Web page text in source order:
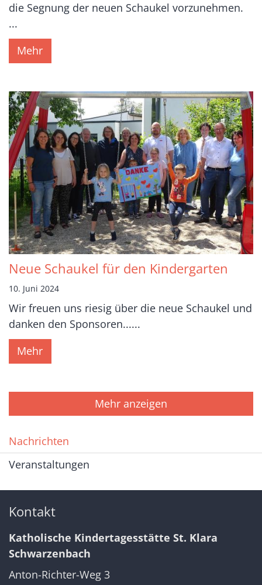
die Segnung der neuen Schaukel vorzunehmen.
...
Mehr
Neue Schaukel für den Kindergarten
10. Juni 2024
Wir freuen uns riesig über die neue Schaukel und
danken den Sponsoren......
Mehr
Mehr anzeigen
Nachrichten
Veranstaltungen
Kontakt
Katholische Kindertagesstätte St. Klara
Schwarzenbach
Anton-Richter-Weg 3